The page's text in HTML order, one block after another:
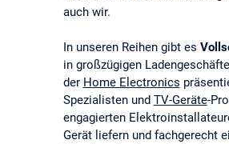
auch wir.
In unseren Reihen gibt es
in großzügigen
der Home Electronics
Spezialisten und TV-Geräte-
engagierten
Gerät liefern und fachgerecht